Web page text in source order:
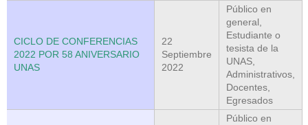
CICLO DE CONFERENCIAS
2022 POR 58 ANIVERSARIO
UNAS
22
Septiembre
2022
Público en
general,
Estudiante o
tesista de la
UNAS,
Administrativos,
Docentes,
Egresados
Público en